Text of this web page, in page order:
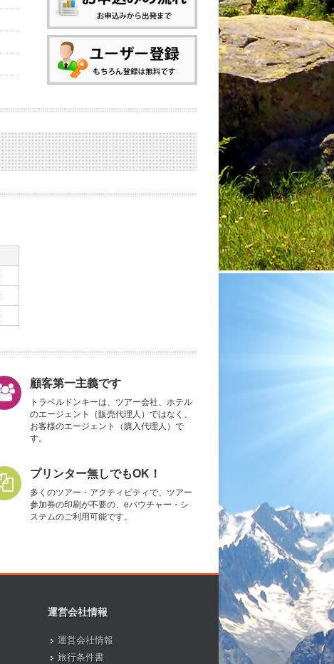
顧客第一主義です
トラベルドンキーは、ツアー会社、ホテル
のエージェント（販売代理人）ではなく、
お客様のエージェント（購入代理人）で
す。
プリンター無しでもOK！
多くのツアー・アクティビティで、ツアー
参加券の印刷が不要の、eバウチャー・シ
ステムのご利用可能です。
運営会社情報
運営会社情報
旅行条件書